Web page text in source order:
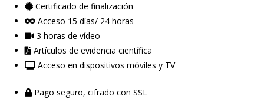
Certificado de finalización
Acceso 15 días/ 24 horas
3 horas de vídeo
Artículos de evidencia científica
Acceso en dispositivos móviles y TV
Pago seguro, cifrado con SSL